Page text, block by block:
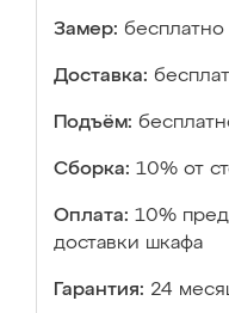
Замер: бесплатно
Доставка:
Подъём:
Сборка: 10% от
Оплата: 10%
доставки шкафа
Гарантия: 24